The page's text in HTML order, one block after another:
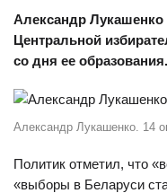
Александр Лукашенко
Центральной
со дня ее образования.
Александр Лукашенко. 14
Политик отметил, что
«выборы в Беларуси